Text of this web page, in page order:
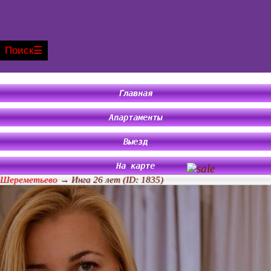
Поиск
Главная
Апартаменты
Выезд
На карте
Шереметьево → Инга 26 лет (ID: 1835)